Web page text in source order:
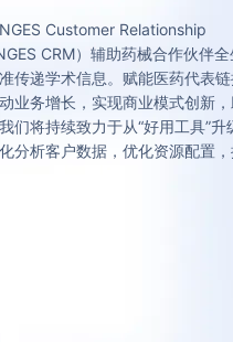
Customer Relationship
CRM）辅助药械合作伙伴全
传递学术信息。赋能医药代表
业务增长，实现商业模式创新
们将持续致力于从“好用工具”升
分析客户数据，优化资源配置